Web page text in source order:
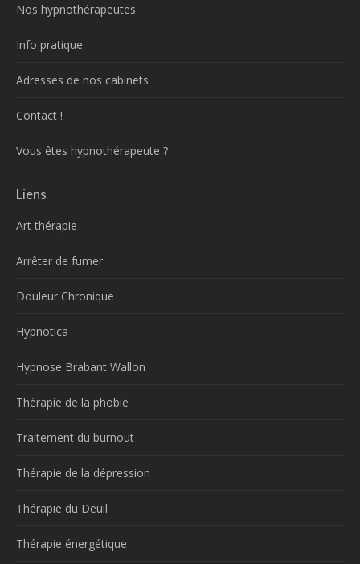
Nos hypnothérapeutes
Info pratique
Adresses de nos cabinets
Contact !
Vous êtes hypnothérapeute ?
Liens
Art thérapie
Arrêter de fumer
Douleur Chronique
Hypnotica
Hypnose Brabant Wallon
Thérapie de la phobie
Traitement du burnout
Thérapie de la dépression
Thérapie du Deuil
Thérapie énergétique